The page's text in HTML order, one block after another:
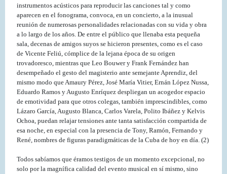
instrumentos acústicos para reproducir las canciones tal y como
aparecen en el fonograma, convoca, en un concierto, a la inusual
reunión de numerosas personalidades relacionadas con su vida y obra
a lo largo de los años. De entre el público que llenaba esta pequeña
sala, decenas de amigos suyos se hicieron presentes, como es el caso
de Vicente Feliú, cómplice de la lejana época de su origen
trovadoresco, mientras que Leo Bouwer y Frank Fernández han
desempeñado el gesto del magisterio ante semejante Aprendiz, del
mismo modo que Amaury Pérez, José María Vitier, Ernán López Nussa,
Eduardo Ramos y Augusto Enríquez despliegan un acogedor espacio
de emotividad para que otros colegas, también imprescindibles, como
Lázaro García, Augusto Blanca, Carlos Varela, Polito Ibáñez y Kelvis
Ochoa, puedan relajar tensiones ante tanta satisfacción compartida de
esa noche, en especial con la presencia de Tony, Ramón, Fernando y
René, nombres de figuras paradigmáticas de la Cuba de hoy en día. (2)
Todos sabíamos que éramos testigos de un momento excepcional, no
solo por la magnífica calidad del evento musical en sí mismo, sino